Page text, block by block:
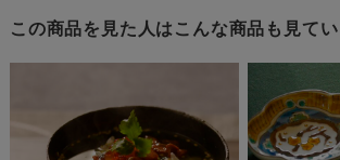
この商品を見た人はこんな商品も見て